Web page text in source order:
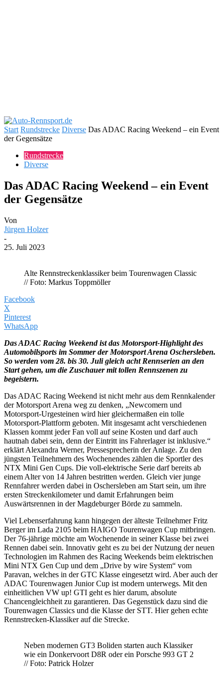
Start Rundstrecke Diverse Das ADAC Racing Weekend – ein Event
der Gegensätze
Rundstrecke
Diverse
Das ADAC Racing Weekend – ein Event
der Gegensätze
Von
Jürgen Holzer
-
25. Juli 2023
Alte Rennstreckenklassiker beim Tourenwagen Classic
// Foto: Markus Toppmöller
Facebook
X
Pinterest
WhatsApp
Das ADAC Racing Weekend ist das Motorsport-Highlight des
Automobilsports im Sommer der Motorsport Arena Oschersleben.
So werden vom 28. bis 30. Juli gleich acht Rennserien an den
Start gehen, um die Zuschauer mit tollen Rennszenen zu
begeistern.
Das ADAC Racing Weekend ist nicht mehr aus dem Rennkalender
der Motorsport Arena weg zu denken, „Newcomern und
Motorsport-Urgesteinen wird hier gleichermaßen ein tolle
Motorsport-Plattform geboten. Mit insgesamt acht verschiedenen
Klassen kommt jeder Fan voll auf seine Kosten und darf auch
hautnah dabei sein, denn der Eintritt ins Fahrerlager ist inklusive.“
erklärt Alexandra Werner, Pressesprecherin der Anlage. Zu den
jüngsten Teilnehmern des Wochenendes zählen die Sportler des
NTX Mini Gen Cups. Die voll-elektrische Serie darf bereits ab
einem Alter von 14 Jahren bestritten werden. Gleich vier junge
Rennfahrer werden dabei in Oschersleben am Start sein, um ihre
ersten Streckenkilometer und damit Erfahrungen beim
Auswärtsrennen in der Magdeburger Börde zu sammeln.
Viel Lebenserfahrung kann hingegen der älteste Teilnehmer Fritz
Berger im Lada 2105 beim HAIGO Tourenwagen Cup mitbringen.
Der 76-jährige möchte am Wochenende in seiner Klasse bei zwei
Rennen dabei sein. Innovativ geht es zu bei der Nutzung der neuen
Technologien im Rahmen des Racing Weekends beim elektrischen
Mini NTX Gen Cup und dem „Drive by wire System“ vom
Paravan, welches in der GTC Klasse eingesetzt wird. Aber auch der
ADAC Tourenwagen Junior Cup ist modern unterwegs. Mit den
einheitlichen VW up! GTI geht es hier darum, absolute
Chancengleichheit zu garantieren. Das Gegenstück dazu sind die
Tourenwagen Classics und die Klasse der STT. Hier gehen echte
Rennstrecken-Klassiker auf die Strecke.
Neben modernen GT3 Boliden starten auch Klassiker
wie ein Donkervoort D8R oder ein Porsche 993 GT 2
// Foto: Patrick Holzer